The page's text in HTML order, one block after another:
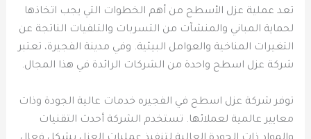
تعد عملية عزل الأسطح من أهم الخطوات التي يجب اتخاذها
لحماية المباني والمنشآت من التسربات والتلفيات الناتجة عن
التغيرات المناخية والعوامل البيئية. وفي مدينة الفجيرة، تعتبر
شركة عزل اسطح واحدة من الشركات الرائدة في هذا المجال.
توفر شركة عزل اسطح في الفجيره خدمات عالية الجودة وذات
معايير عالمية لعملائها. تستخدم الشركة أحدث التقنيات